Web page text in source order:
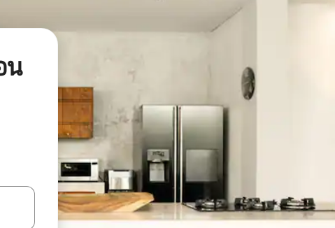
น
ผลการค้นหา